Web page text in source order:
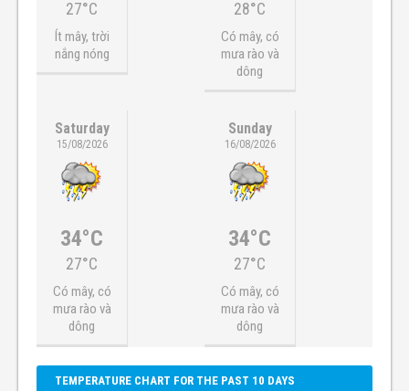
27°C
Ít mây, trời
nắng nóng
28°C
Có mây, có
mưa rào và
dông
Saturday
15/08/2026
34°C
27°C
Có mây, có
mưa rào và
dông
Sunday
16/08/2026
34°C
27°C
Có mây, có
mưa rào và
dông
TEMPERATURE CHART FOR THE PAST 10 DAYS